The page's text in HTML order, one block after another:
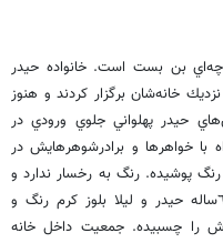
بن بست است. خانواده حيدر
خانه‌شان برگزار كردند و هنوز
حيدر پهلواني جلوي ورودي در
با خواهرها و برادرشوهرهايش در
پوشيده. رنگ به رخسار ندارد و
صورتش از غصه سفيد شده. ريحانه دختر ٦ساله حيدر و ليلا بلوز كرم رنگ و
را چسبيده. جمعيت داخل خانه